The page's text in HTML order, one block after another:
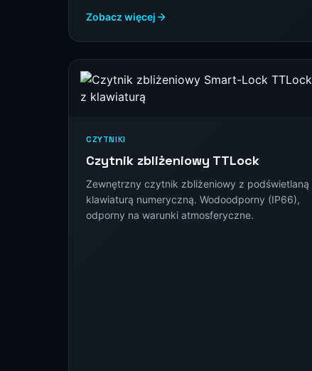
Zobacz więcej
CZYTNIKI
Czytnik zbliżeniowy TTLock
Zewnętrzny czytnik zbliżeniowy z podświetlaną
klawiaturą numeryczną. Wodoodporny (IP66),
odporny na warunki atmosferyczne.